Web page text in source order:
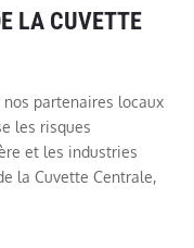
LA CUVETTE
nos partenaires locaux
les risques
et les industries
la Cuvette Centrale,